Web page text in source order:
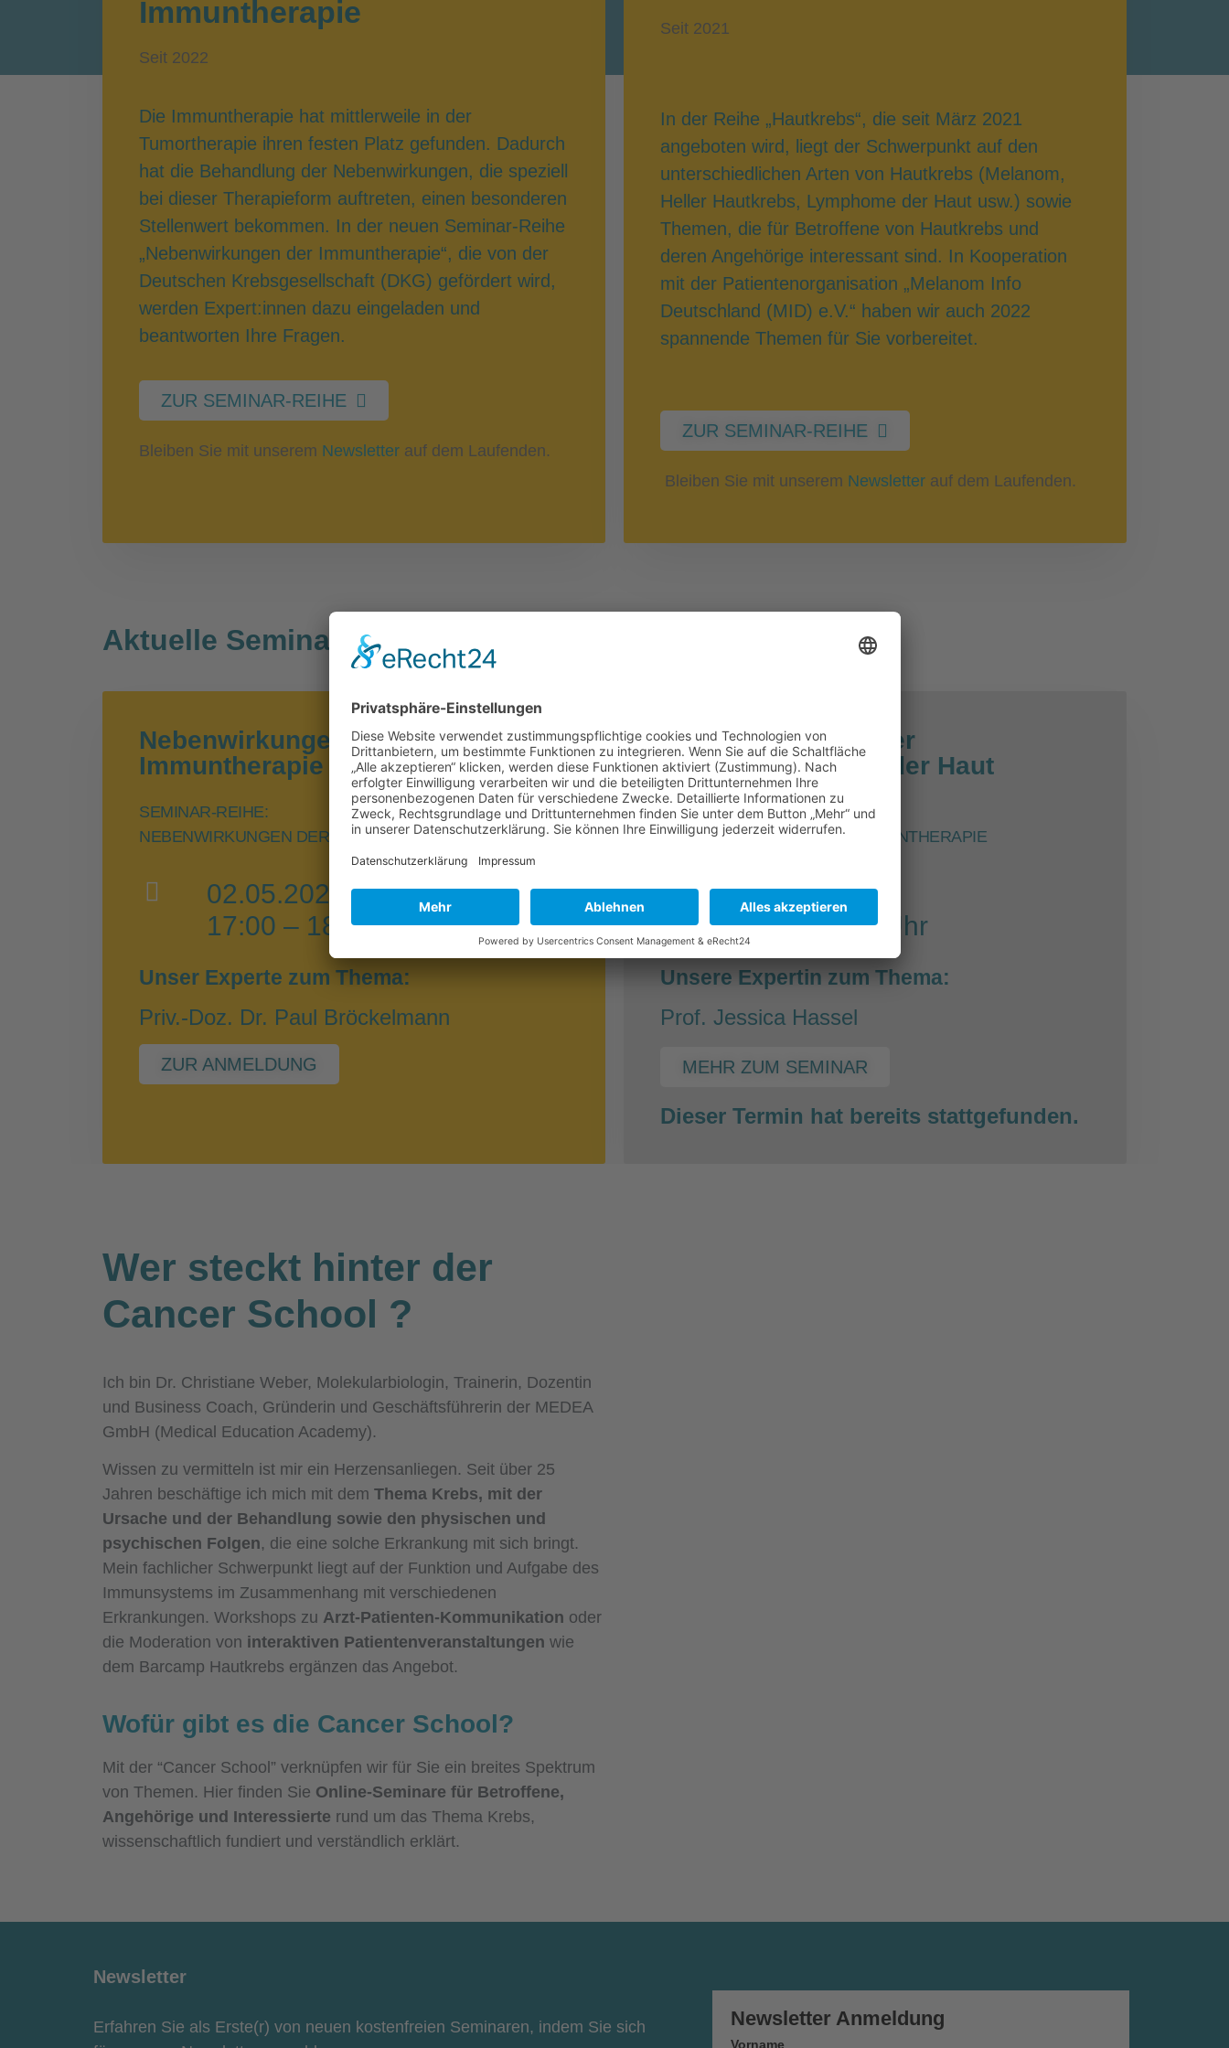
Immuntherapie
Seit 2022
Die Immuntherapie hat mittlerweile in der
Tumortherapie ihren festen Platz gefunden. Dadurch
hat die Behandlung der Nebenwirkungen, die speziell
bei dieser Therapieform auftreten, einen besonderen
Stellenwert bekommen. In der neuen Seminar-Reihe
„Nebenwirkungen der Immuntherapie“, die von der
Deutschen Krebsgesellschaft (DKG) gefördert wird,
werden Expert:innen dazu eingeladen und
beantworten Ihre Fragen.
ZUR SEMINAR-REIHE
Bleiben Sie mit unserem Newsletter auf dem Laufenden.
Seit 2021
In der Reihe „Hautkrebs“, die seit März 2021
angeboten wird, liegt der Schwerpunkt auf den
unterschiedlichen Arten von Hautkrebs (Melanom,
Heller Hautkrebs, Lymphome der Haut usw.) sowie
Themen, die für Betroffene von Hautkrebs und
deren Angehörige interessant sind. In Kooperation
mit der Patientenorganisation „Melanom Info
Deutschland (MID) e.V.“ haben wir auch 2022
spannende Themen für Sie vorbereitet.
ZUR SEMINAR-REIHE
Bleiben Sie mit unserem Newsletter auf dem Laufenden.
Aktuelle Seminare
Nebenwirkungen der
Immuntherapie an den Blutzellen
SEMINAR-REIHE:
NEBENWIRKUNGEN DER IMMUNTHERAPIE
02.05.2023
17:00 – 18:30 Uhr
Unser Experte zum Thema:
Priv.-Doz. Dr. Paul Bröckelmann
ZUR ANMELDUNG
Nebenwirkungen der
Immuntherapie an der Haut
SEMINAR-REIHE:
NEBENWIRKUNGEN DER IMMUNTHERAPIE
30.03.2023
17:00-18:30 Uhr
Unsere Expertin zum Thema:
Prof. Jessica Hassel
MEHR ZUM SEMINAR
Dieser Termin hat bereits stattgefunden.
Wer steckt hinter der
Cancer School ?
Ich bin Dr. Christiane Weber, Molekularbiologin, Trainerin, Dozentin
und Business Coach, Gründerin und Geschäftsführerin der MEDEA
GmbH (Medical Education Academy).
Wissen zu vermitteln ist mir ein Herzensanliegen. Seit über 25
Jahren beschäftige ich mich mit dem Thema Krebs, mit der
Ursache und der Behandlung sowie den physischen und
psychischen Folgen, die eine solche Erkrankung mit sich bringt.
Mein fachlicher Schwerpunkt liegt auf der Funktion und Aufgabe des
Immunsystems im Zusammenhang mit verschiedenen
Erkrankungen. Workshops zu Arzt-Patienten-Kommunikation oder
die Moderation von interaktiven Patientenveranstaltungen wie
dem Barcamp Hautkrebs ergänzen das Angebot.
Wofür gibt es die Cancer School?
Mit der “Cancer School” verknüpfen wir für Sie ein breites Spektrum
von Themen. Hier finden Sie Online-Seminare für Betroffene,
Angehörige und Interessierte rund um das Thema Krebs,
wissenschaftlich fundiert und verständlich erklärt.
Newsletter
Erfahren Sie als Erste(r) von neuen kostenfreien Seminaren, indem Sie sich
Newsletter Anmeldung
Vorname